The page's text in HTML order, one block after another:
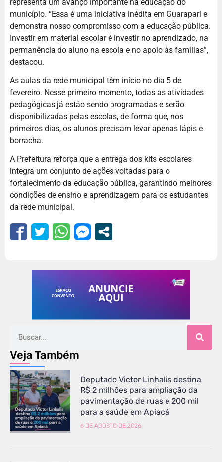
representa um avanço importante na educação do
município. “Essa é uma iniciativa inédita em Guarapari e
demonstra nosso compromisso com a educação pública.
Investir em material escolar é investir no aprendizado, na
permanência do aluno na escola e no apoio às famílias”,
destacou.
As aulas da rede municipal têm início no dia 5 de
fevereiro. Nesse primeiro momento, todas as atividades
pedagógicas já estão sendo programadas e serão
disponibilizadas pelas escolas, de forma que, nos
primeiros dias, os alunos precisam levar apenas lápis e
borracha.
A Prefeitura reforça que a entrega dos kits escolares
integra um conjunto de ações voltadas para o
fortalecimento da educação pública, garantindo melhores
condições de ensino e aprendizagem para os estudantes
da rede municipal.
Veja Também
Deputado Victor Linhalis destina
R$ 2 milhões para ampliação da
pavimentação de ruas e 200 mil
para a saúde em Apiacá
6 DE AGOSTO DE 2026